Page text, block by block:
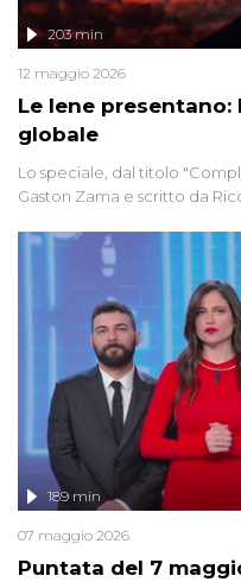
Le Iene
globale
203 min
12 maggio 2026
Lo speciale, dal titolo
Gaston Zama e scritto da
racconta l'universo delle
globali e del complottismo
social network, talk show,
Puntata del 7
189 min
07 maggio 2026